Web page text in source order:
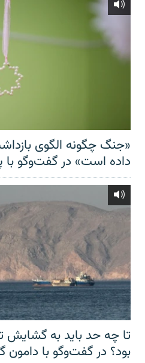
«جنگ چگونه الگوی
داده است» در گفت‌وگو با
تا چه حد باید به گشایش
بود؟ در گفت‌وگو با دامون